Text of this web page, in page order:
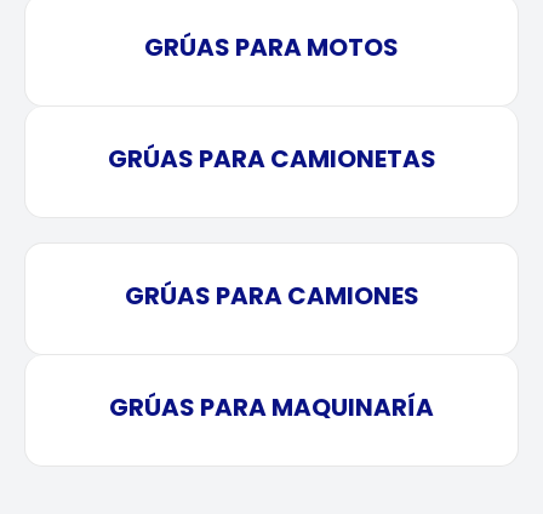
GRÚAS PARA MOTOS
GRÚAS PARA CAMIONETAS
GRÚAS PARA CAMIONES
GRÚAS PARA MAQUINARÍA